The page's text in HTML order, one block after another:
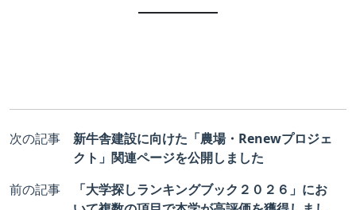
次の記事
新牛舎建設に向けた「農場・Renewプロジェ
クト」関連ページを公開しました
前の記事
「大学探しランキングブック２０２６」にお